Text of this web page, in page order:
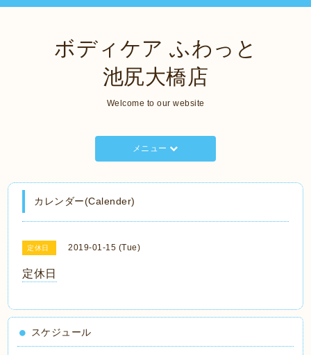
ボディケア ふわっと
池尻大橋店
Welcome to our website
メニュー
カレンダー(Calender)
定休日 2019-01-15 (Tue)
定休日
スケジュール